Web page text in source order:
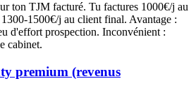
ton TJM facturé. Tu factures 1000€/j au
1500€/j au client final. Avantage :
d'effort prospection. Inconvénient :
cabinet.
premium (revenus